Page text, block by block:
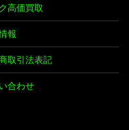
高価買取
報
取引法表記
合わせ